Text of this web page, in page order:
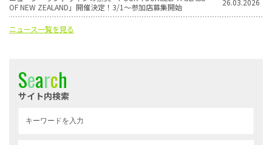
OF NEW ZEALAND」開催決定！3/1〜参加店募集開始
ニュース一覧を見る
Search
サイト内検索